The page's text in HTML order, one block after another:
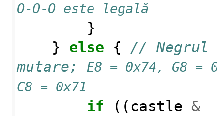
O-O-O este legală
}
}
else {
// Negrul
mutare;
E8 = 0x74, G8 =
C8 = 0x71
if (( castle &